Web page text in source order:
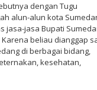
dengan Tugu
alun-alun kota
jasa-jasa Bupati
beliau dianggap
di berbagai bidang,
kesehatan,